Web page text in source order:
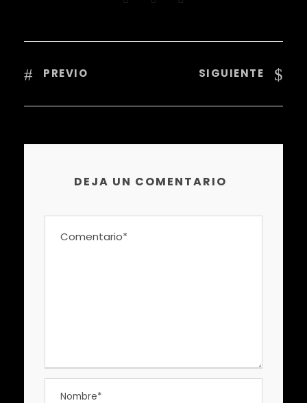
PREVIO SIGUIENTE
DEJA UN COMENTARIO